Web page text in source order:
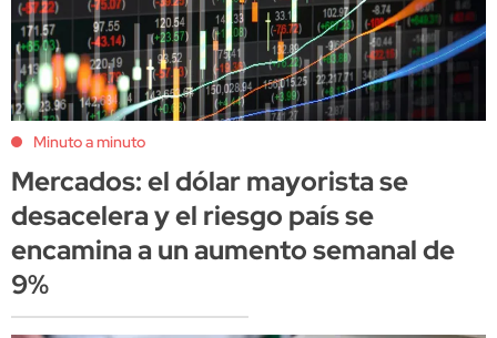
Minuto a minuto
Mercados: el dólar mayorista se
desacelera y el riesgo país se
encamina a un aumento semanal de
9%